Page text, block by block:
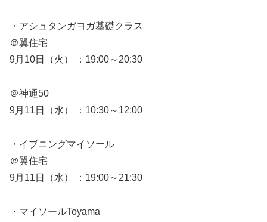
・アシュタンガヨガ基礎クラス
＠翼住宅
9月10日（火） ：19:00～20:30
＠神通50
9月11日（水） ：10:30～12:00
・イブニングマイソール
＠翼住宅
9月11日（水） ：19:00～21:30
・マイソールToyama